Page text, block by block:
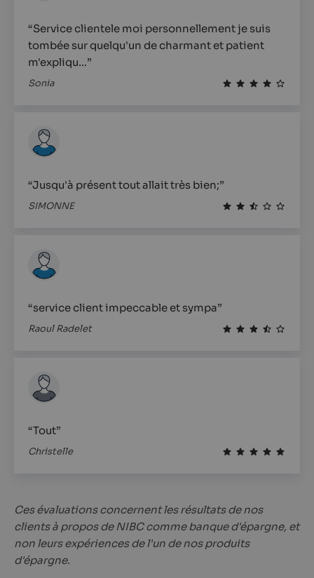
“Service clientele moi personnellement je suis
tombée sur quelqu'un de charmant et patient
m'expliqu…”
Sonia
“Jusqu'à présent tout allait très bien;”
SIMONNE
“service client impeccable et sympa”
Raoul Radelet
“Tout”
Christelle
Ces évaluations concernent les résultats de nos
clients à propos de NIBC comme banque d'épargne, et
non leurs expériences de l'un de nos produits
d'épargne.